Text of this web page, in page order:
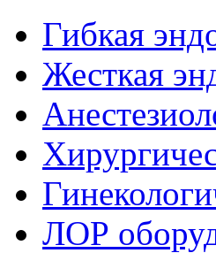
Гибкая
Жесткая
ЛОР